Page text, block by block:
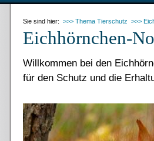
Sie sind hier: >>> Thema Tierschutz >>>
Eichhörnchen-
Willkommen bei den
für den Schutz und die